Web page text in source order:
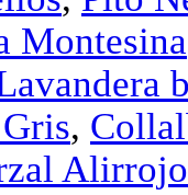
Montesina
,
Alirrojo